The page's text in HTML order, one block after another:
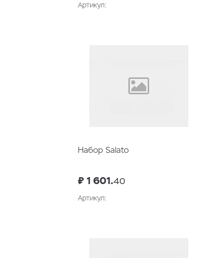
Артикул:
Набор Salato
₽ 1 601.40
Артикул: